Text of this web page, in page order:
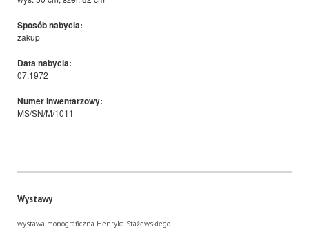
Sposób nabycia:
zakup
Data nabycia:
07.1972
Numer inwentarzowy:
MS/SN/M/1011
Wystawy
wystawa monograficzna Henryka Stażewskiego